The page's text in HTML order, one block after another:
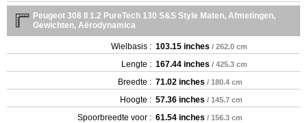
Peugeot 308 II 1.2 PureTech 130 S&S Style Maten, Afmetingen,
Gewichten, Aërodynamica
Wielbasis : 103.15 inches / 262.0 cm
Lengte : 167.44 inches / 425.3 cm
Breedte : 71.02 inches / 180.4 cm
Hoogte : 57.36 inches / 145.7 cm
Spoorbreedte voor : 61.54 inches / 156.3 cm